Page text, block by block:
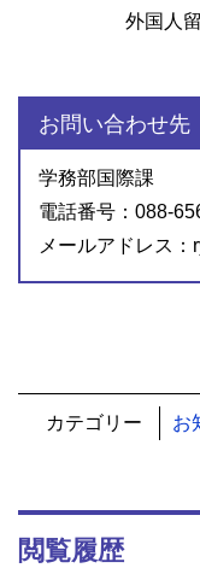
外国人
お問い合わせ先
学務部国際課
電話番号：088-
メールアドレス
カテゴリー お
閲覧履歴